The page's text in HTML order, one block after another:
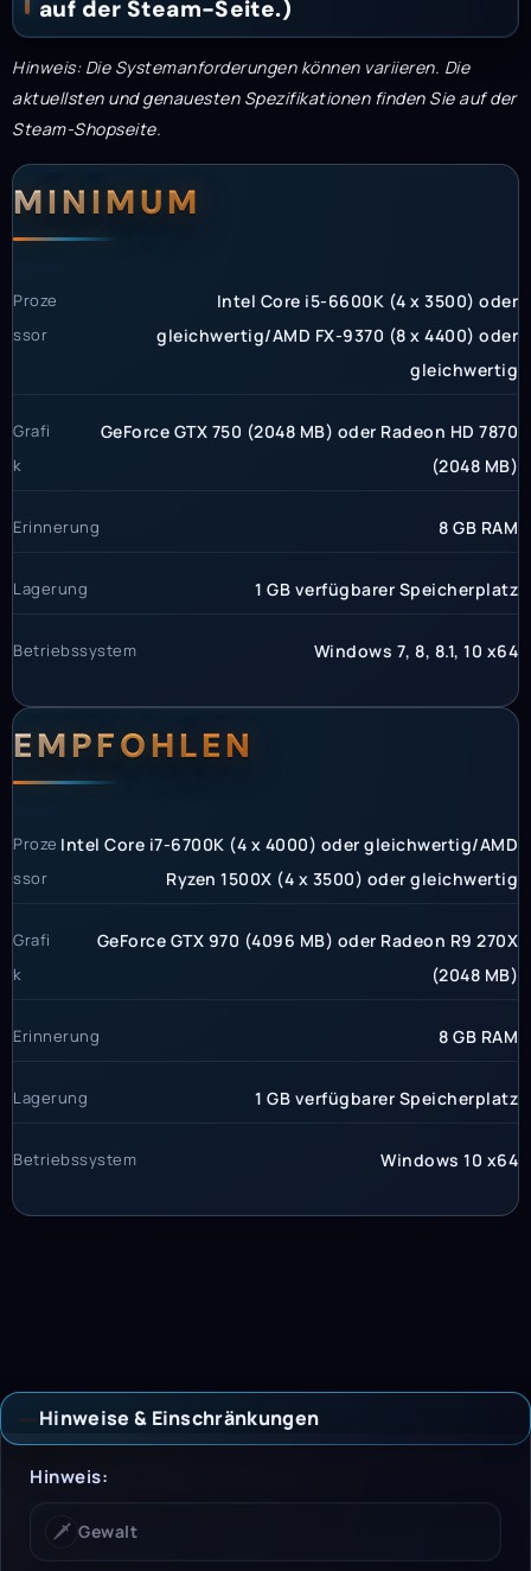
auf der Steam-Seite.)
Hinweis: Die Systemanforderungen können variieren. Die
aktuellsten und genauesten Spezifikationen finden Sie auf der
Steam-Shopseite.
MINIMUM
Proze
ssor
Intel Core i5-6600K (4 x 3500) oder
gleichwertig/AMD FX-9370 (8 x 4400) oder
gleichwertig
Grafi
k
GeForce GTX 750 (2048 MB) oder Radeon HD 7870
(2048 MB)
Erinnerung 8 GB RAM
Lagerung 1 GB verfügbarer Speicherplatz
Betriebssystem Windows 7, 8, 8.1, 10 x64
EMPFOHLEN
Proze
ssor
Intel Core i7-6700K (4 x 4000) oder gleichwertig/AMD
Ryzen 1500X (4 x 3500) oder gleichwertig
Grafi
k
GeForce GTX 970 (4096 MB) oder Radeon R9 270X
(2048 MB)
Erinnerung 8 GB RAM
Lagerung 1 GB verfügbarer Speicherplatz
Betriebssystem Windows 10 x64
Hinweise & Einschränkungen
Hinweise &
Hinweis:
🗡️ Gewalt